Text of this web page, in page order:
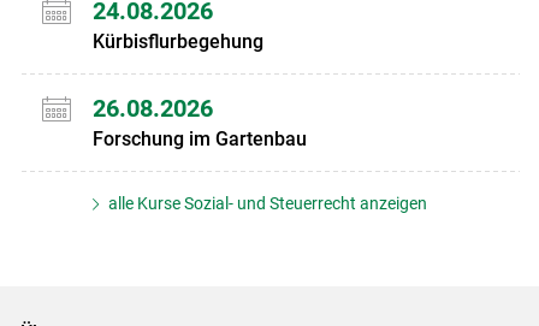
24.08.2026
Kürbisflurbegehung
26.08.2026
Forschung im Gartenbau
alle Kurse Sozial- und Steuerrecht anzeigen